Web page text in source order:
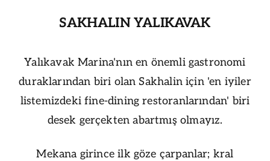
SAKHALIN YALIKAVAK
Yalıkavak Marina'nın en önemli gastronomi
duraklarından biri olan Sakhalin için 'en iyiler
listemizdeki fine-dining restoranlarından' biri
desek gerçekten abartmış olmayız.
Mekana girince ilk göze çarpanlar; kral